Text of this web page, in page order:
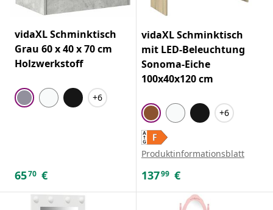
vidaXL Schminktisch
Grau 60 x 40 x 70 cm
Holzwerkstoff
+6
6570 €
vidaXL Schminktisch
mit LED-Beleuchtung
Sonoma-Eiche
100x40x120 cm
+6
Produktinformationsblatt
13799 €